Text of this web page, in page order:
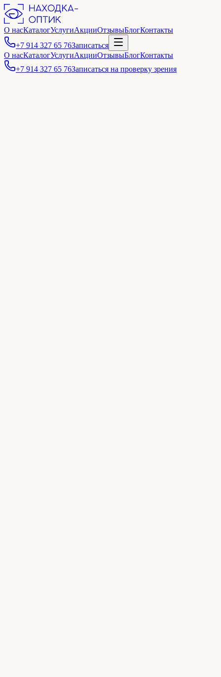
О насКаталогУслугиАкцииОтзывыБлогКонтакты
+7 914 327 65 76Записаться
О насКаталогУслугиАкцииОтзывыБлогКонтакты
+7 914 327 65 76Записаться на проверку зрения